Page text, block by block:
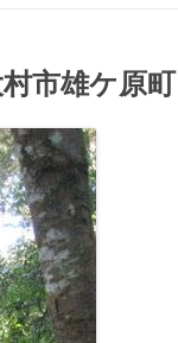
ッ
プ
市雄ケ原町